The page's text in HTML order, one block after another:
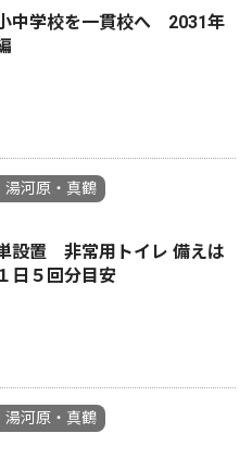
中学校を一貫校へ 2031年
湯河原・真鶴
設置 非常用トイレ 備えは
日５回分目安
湯河原・真鶴